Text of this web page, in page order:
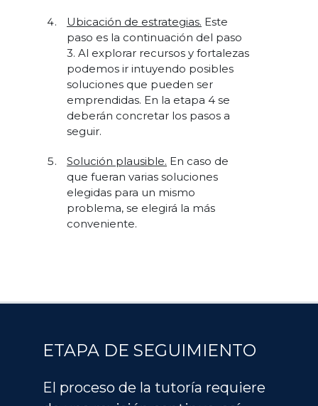
Ubicación de estrategias. Este
paso es la continuación del paso
3. Al explorar recursos y fortalezas
podemos ir intuyendo posibles
soluciones que pueden ser
emprendidas. En la etapa 4 se
deberán concretar los pasos a
seguir.
Solución plausible. En caso de
que fueran varias soluciones
elegidas para un mismo
problema, se elegirá la más
conveniente.
ETAPA DE SEGUIMIENTO
El proceso de la tutoría requiere